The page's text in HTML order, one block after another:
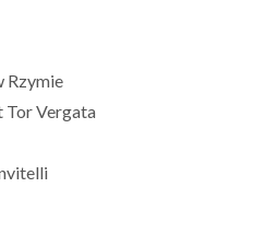
Rzymie
Tor Vergata